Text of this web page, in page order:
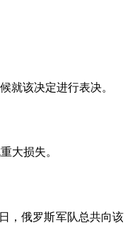
就该决定进行表决。
大损失。
，俄罗斯军队总共向该